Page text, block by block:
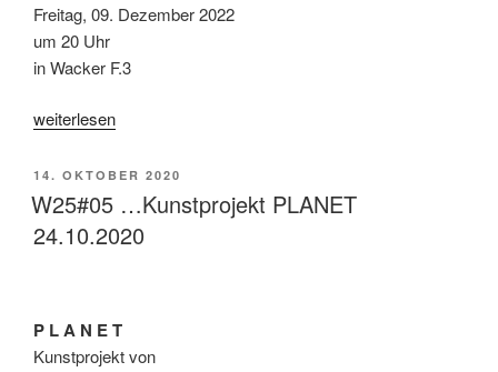
Freitag, 09. Dezember 2022
um 20 Uhr
in Wacker F.3
„Arthur
|
Künstlerbuch
„Asche
zu
weiterlesen
VERÖFFENTLICHT
AM
14. OKTOBER 2020
W25#05 …Kunstprojekt PLANET
24.10.2020
P L A N E T
Kunstprojekt von